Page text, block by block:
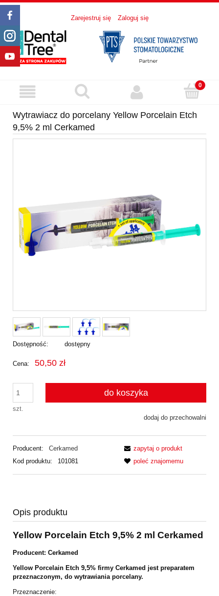
Zarejestruj się Zaloguj się
Wytrawiacz do porcelany Yellow Porcelain Etch
9,5% 2 ml Cerkamed
Dostępność: dostępny
Cena: 50,50 zł
szt.
do koszyka
dodaj do przechowalni
Producent:
Cerkamed
Kod produktu:
101081
zapytaj o produkt
poleć znajomemu
Opis produktu
Yellow Porcelain Etch 9,5% 2 ml Cerkamed
Producent: Cerkamed
Yellow Porcelain Etch 9,5% firmy Cerkamed jest preparatem
przeznaczonym, do wytrawiania porcelany.
Przeznaczenie: